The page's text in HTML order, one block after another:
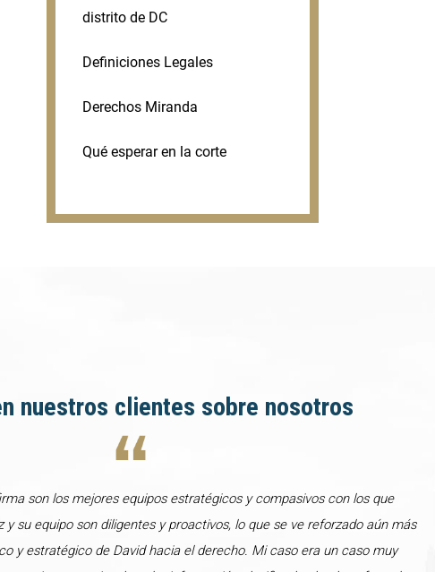
distrito de DC
Definiciones Legales
Derechos Miranda
Qué esperar en la corte
nuestros clientes sobre nosotros
son los mejores equipos estratégicos y compasivos con los que
y su equipo son diligentes y proactivos, lo que se ve reforzado aún más
y estratégico de David hacia el derecho. Mi caso era un caso muy